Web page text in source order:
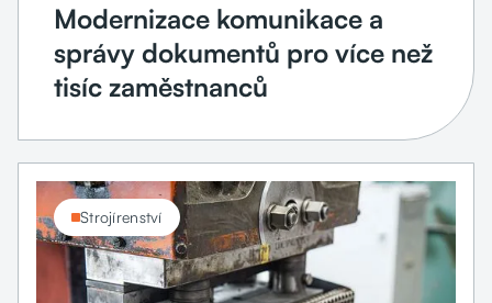
Modernizace komunikace a
správy dokumentů pro více než
tisíc zaměstnanců
Strojírenství